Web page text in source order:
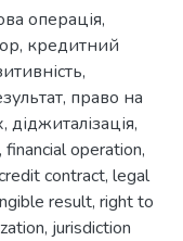
операція,
, кредитний
,
, право на
, діджиталізація,
, financial operation,
contract, legal
result, right to
, jurisdiction